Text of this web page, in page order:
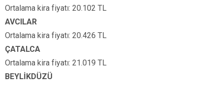
Ortalama kira fiyatı: 20.102 TL
AVCILAR
Ortalama kira fiyatı: 20.426 TL
ÇATALCA
Ortalama kira fiyatı: 21.019 TL
BEYLİKDÜZÜ